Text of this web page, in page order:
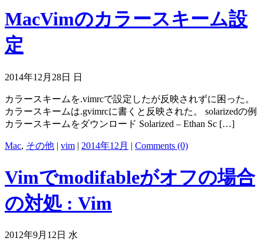
MacVimのカラースキーム設
定
2014年12月28日 日
カラースキームを.vimrcで設定したが反映されずに困った。
カラースキームは.gvimrcに書くと反映された。 solarizedの例
カラースキームをダウンロード Solarized – Ethan Sc […]
Mac, その他 | vim | 2014年12月 | Comments (0)
Vimでmodifableがオフの場合
の対処 : Vim
2012年9月12日 水